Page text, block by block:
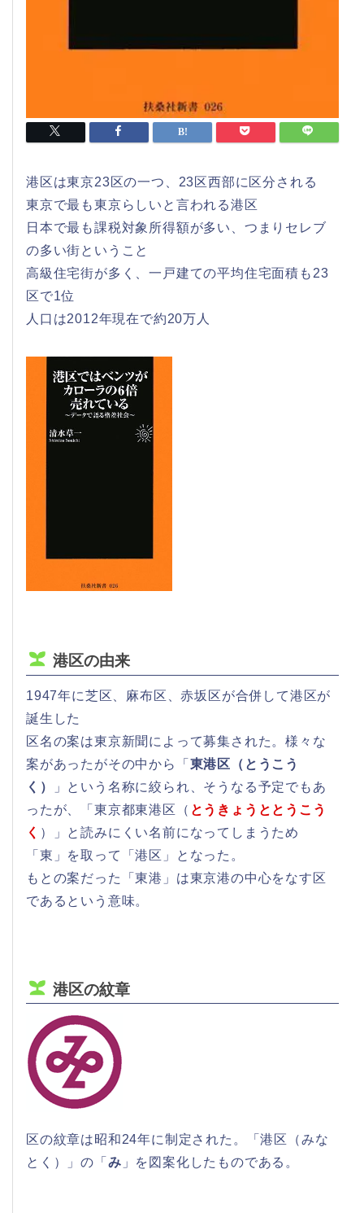
港区は東京23区の一つ、23区西部に区分される
東京で最も東京らしいと言われる港区
日本で最も課税対象所得額が多い、つまりセレブ
の多い街ということ
高級住宅街が多く、一戸建ての平均住宅面積も23
区で1位
人口は2012年現在で約20万人
港区の由来
1947年に芝区、麻布区、赤坂区が合併して港区が
誕生した
区名の案は東京新聞によって募集された。様々な
案があったがその中から「 東港区（とうこう
く）
」という名称に絞られ、そうなる予定でもあ
ったが、「東京都東港区（ とうきょうととうこう
く ）」と読みにくい名前になってしまうため
「東」を取って「港区」となった。
もとの案だった「東港」は東京港の中心をなす区
であるという意味。
港区の紋章
区の紋章は昭和24年に制定された。「港区（みな
とく）」の「 み 」を図案化したものである。